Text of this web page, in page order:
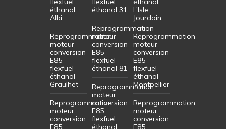
éthanol
Albi
Reprogrammation
moteur
conversion
E85
flexfuel
éthanol
Graulhet
Reprogrammation
moteur
conversion
E85
éthanol 31
Reprogrammation
moteur
conversion
E85
flexfuel
éthanol 81
Reprogrammation
moteur
conversion
E85
flexfuel
éthanol
L’Isle
Jourdain
Reprogrammation
moteur
conversion
E85
flexfuel
éthanol
Montpellier
Reprogrammation
moteur
conversion
E85